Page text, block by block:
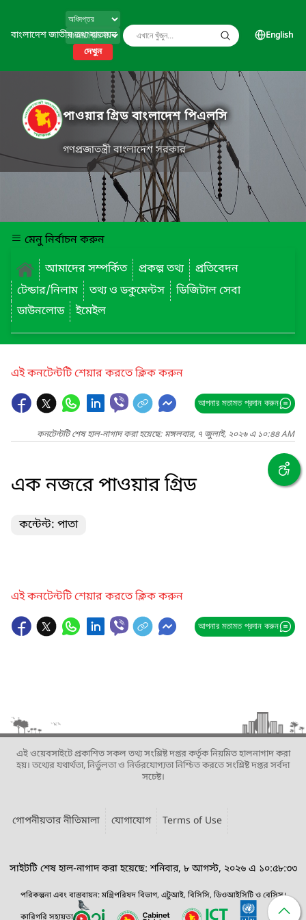
বাংলাদেশ জাতীয় তথ্য বাতায়ন
দেখুন
English
পাওয়ার গ্রিড বাংলাদেশ পিএলসি
গণপ্রজাতন্ত্রী বাংলাদেশ সরকার
মেনু নির্বাচন করুন
আমাদের সম্পর্কিত
প্রকল্প তথ্য
প্রতিবেদন
টেন্ডার/নিলাম
তথ্য ও ডকুমেন্টস
ডিজিটাল সেবা
ডাউনলোড
ইমেইল
এই কনটেন্টটি শেয়ার করতে ক্লিক করুন
আপনার মতামত প্রদান করুন
কনটেন্টটি শেষ হাল-নাগাদ করা হয়েছে: মঙ্গলবার, ৭ জুলাই, ২০২৬ এ ১০:৪৪ AM
এক নজরে পাওয়ার গ্রিড
কন্টেন্ট: পাতা
এই কনটেন্টটি শেয়ার করতে ক্লিক করুন
আপনার মতামত প্রদান করুন
এই ওয়েবসাইটে প্রকাশিত সকল তথ্য সংশ্লিষ্ট দপ্তর কর্তৃক নিয়মিত হালনাগাদ করা
হয়। তথ্যের যথার্থতা, নির্ভুলতা ও নির্ভরযোগ্যতা নিশ্চিত করতে সংশ্লিষ্ট দপ্তর সর্বদা
সচেষ্ট।
গোপনীয়তার নীতিমালা যোগাযোগ Terms of Use
সাইটটি শেষ হাল-নাগাদ করা হয়েছে: শনিবার, ৮ আগস্ট, ২০২৬ এ ১০:৫৮:৩৩
পরিকল্পনা এবং বাস্তবায়ন: মন্ত্রিপরিষদ বিভাগ, এটুআই, বিসিসি, ডিওআইসিটি ও বেসিস।
কারিগরি সহায়তা